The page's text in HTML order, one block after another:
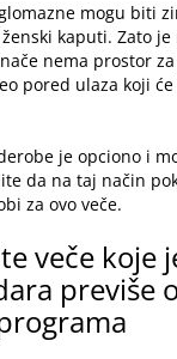
mogu biti
kaputi. Zato
nema prostor
pored ulaza koji
je opciono i
da na taj način
za ovo veče.
veče koje
previše